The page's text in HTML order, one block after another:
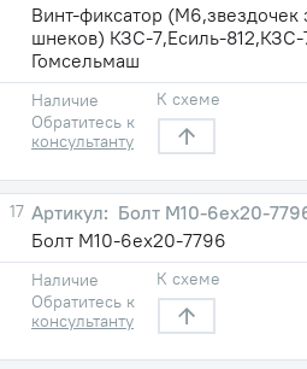
Винт-фиксатор (М6,звездочек
шнеков) КЗС-7,Есиль-
Гомсельмаш
Наличие
Обратитесь к
консультанту
К схеме
17
Болт М10-6ех20-
Болт М10-6ех20-7796
Наличие
Обратитесь к
консультанту
К схеме